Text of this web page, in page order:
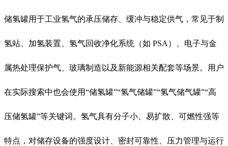
储氢罐用于工业氢气的承压储存、缓冲与稳定供气，常见于制
氢站、加氢装置、氢气回收净化系统（如 PSA）、电子与金
属热处理保护气、玻璃制造以及新能源相关配套等场景。用户
在实际搜索中也会使用“储氢罐”“氢气储罐”“氢气储气罐”“高
压储氢罐”等关键词。氢气具有分子小、易扩散、可燃性强等
特点，对储存设备的强度设计、密封可靠性、压力管理与运行